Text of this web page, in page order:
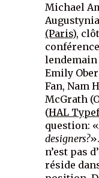
Michael
(Paris),
lendemain
Emily
Fan, Nam
McGrath
(HAL
question: «
designers?
n’est pas
réside